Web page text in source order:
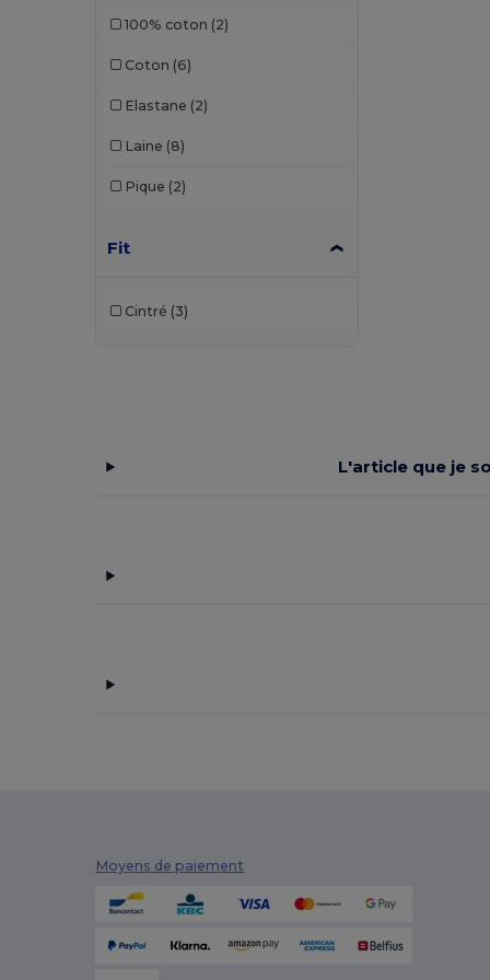
Kariban Premium
(26)
Malfini Premium
Mustaghata
Napapijri
Neutral (2)
100% coton (2)
Coton (6)
Elastane (2)
Laine (8)
Pique (2)
Fit
Cintré (3)
L'article que je
Moyens de paiement